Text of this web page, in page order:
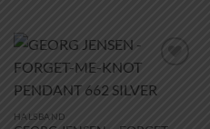
önskelistan!
HALSBAND